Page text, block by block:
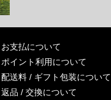
お支払について
ポイント利用について
配送料 / ギフト包装について
返品 / 交換について